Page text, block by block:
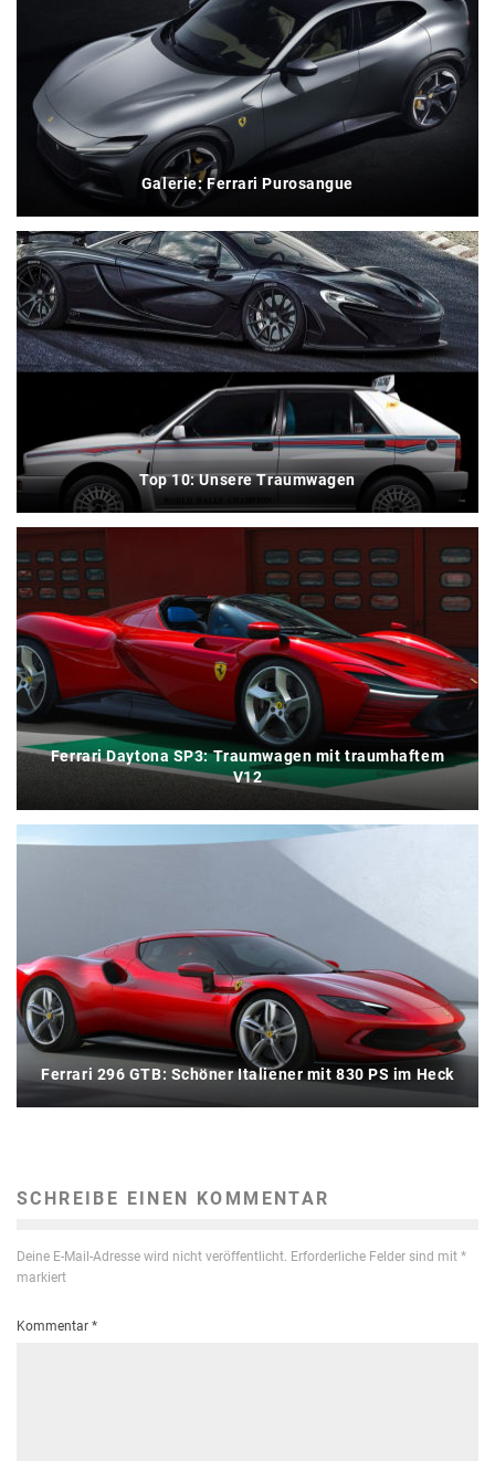
Galerie: Ferrari Purosangue
Top 10: Unsere Traumwagen
Ferrari Daytona SP3: Traumwagen mit traumhaftem
V12
Ferrari 296 GTB: Schöner Italiener mit 830 PS im Heck
SCHREIBE EINEN KOMMENTAR
Deine E-Mail-Adresse wird nicht veröffentlicht. Erforderliche Felder sind mit *
markiert
Kommentar *